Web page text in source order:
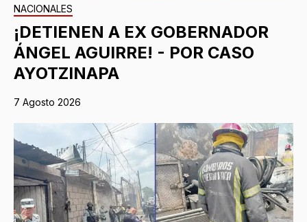
NACIONALES
¡DETIENEN A EX GOBERNADOR
ÁNGEL AGUIRRE! - POR CASO
AYOTZINAPA
7 Agosto 2026